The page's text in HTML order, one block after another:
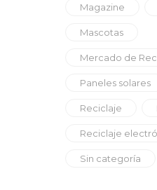
Magazine
Mascotas
Mercado de
Paneles solares
Reciclaje
Reciclaje
Sin categoría